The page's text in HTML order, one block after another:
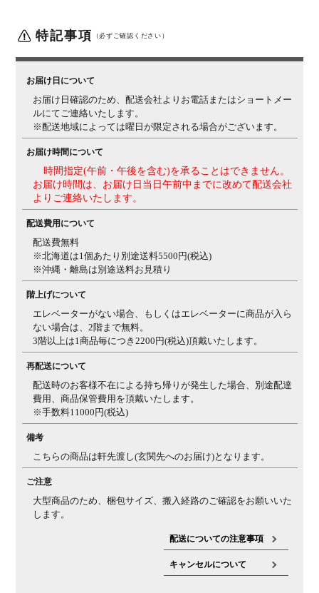
特記事項 （必ずご確認ください）
お届け日について
お届け日確認のため、配送会社よりお電話またはショートメー
ルにてご連絡いたします。
※配送地域によっては曜日が限定される場合がございます。
お届け時間について
時間指定(午前・午後を含む)を承ることはできません。
お届け時間は、お届け日当日午前中までに改めて配送会社
よりご連絡いたします。
配送費用について
配送費無料
※北海道は1個あたり別途送料5500円(税込)
※沖縄・離島は別途送料お見積り
階上げについて
エレベーターがない場合、もしくはエレベーターに商品が入ら
ない場合は、2階まで無料。
3階以上は1商品毎につき2200円(税込)頂戴いたします。
再配送について
配送時のお客様不在による持ち帰りが発生した場合、別途配達
費用、商品保管費用を頂戴いたします。
※手数料11000円(税込)
備考
こちらの商品は軒先渡し(玄関先へのお届け)となります。
ご注意
大型商品のため、梱包サイズ、搬入経路のご確認をお願いいた
します。
配送についての注意事項
キャンセルについて